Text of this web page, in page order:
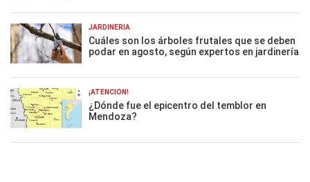
JARDINERÍA
Cuáles son los árboles frutales que se deben
podar en agosto, según expertos en jardinería
¡ATENCIÓN!
¿Dónde fue el epicentro del temblor en
Mendoza?